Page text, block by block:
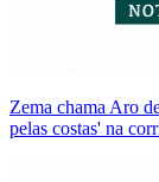
Zema chama Aro
pelas costas' na